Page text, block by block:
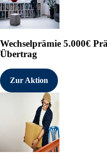
Wechselprämie 5.000€
Übertrag
Zur Aktion